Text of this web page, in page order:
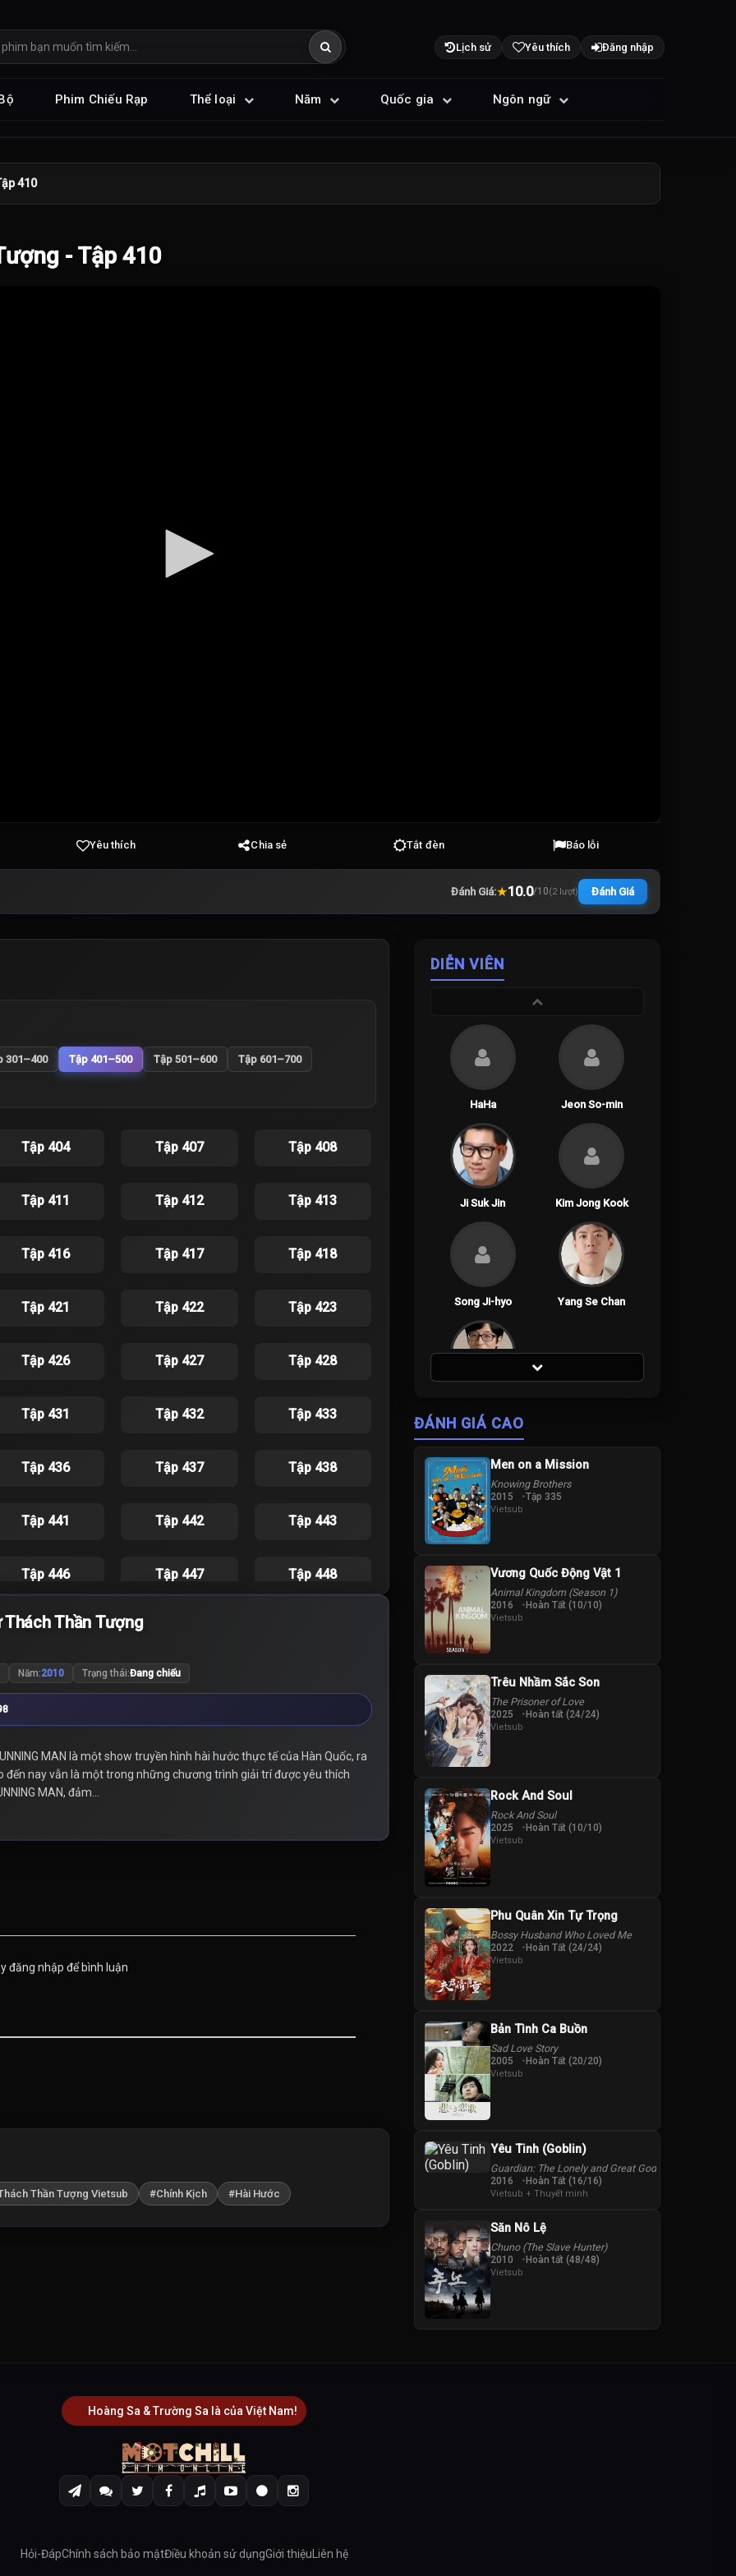
Lịch sử Yêu thích Đăng nhập
Phim Chiếu Rạp Thể loại Năm Quốc gia Ngôn ngữ
410
- Tập 410
Yêu thích Chia sẻ Tắt đèn Báo lỗi
Đánh Giá:★10.0/10(2 lượt) Đánh Giá
301–400 Tập 401–500 Tập 501–600 Tập 601–700
Tập 404 Tập 407 Tập 408
Tập 411 Tập 412 Tập 413
Tập 416 Tập 417 Tập 418
Tập 421 Tập 422 Tập 423
Tập 426 Tập 427 Tập 428
Tập 431 Tập 432 Tập 433
Tập 436 Tập 437 Tập 438
Tập 441 Tập 442 Tập 443
Tập 446 Tập 447 Tập 448
Tập 451
Tập 456 Tập 457
Tập 466
Tập 471 Tập 472 Tập 473
Thần Tượng
Năm:2010 Trạng thái:Đang chiếu
MAN là một show truyền hình hài hước thực tế của Hàn Quốc, ra
nay vẫn là một trong những chương trình giải trí được yêu thích
MAN, đảm...
đăng nhập để bình luận
Thần Tượng Vietsub #Chính Kịch #Hài Hước
DIỄN VIÊN
HaHa Jeon So-min
Ji Suk Jin Kim Jong Kook
Song Ji-hyo Yang Se Chan
ĐÁNH GIÁ CAO
Men on a Mission
Knowing Brothers
2015 Tập 335
Vietsub
Vương Quốc Động Vật 1
Animal Kingdom (Season 1)
2016 Hoàn Tất (10/10)
Vietsub
Trêu Nhầm Sắc Son
The Prisoner of Love
2025 Hoàn tất (24/24)
Vietsub
Rock And Soul
Rock And Soul
2025 Hoàn Tất (10/10)
Vietsub
Phu Quân Xin Tự Trọng
Bossy Husband Who Loved Me
2022 Hoàn Tất (24/24)
Vietsub
Bản Tình Ca Buồn
Sad Love Story
2005 Hoàn Tất (20/20)
Vietsub
Yêu Tinh (Goblin)
Guardian: The Lonely and Great God
2016 Hoàn Tất (16/16)
Vietsub + Thuyết minh
Săn Nô Lệ
Chuno (The Slave Hunter)
2010 Hoàn tất (48/48)
Vietsub
Hoàng Sa & Trường Sa là của Việt Nam!
Hỏi-ĐápChính sách bảo mậtĐiều khoản sử dụngGiới thiệu Liên hệ